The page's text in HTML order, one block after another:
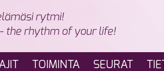
rytmi!
the rhythm of your life!
TOIMINTA SEURAT